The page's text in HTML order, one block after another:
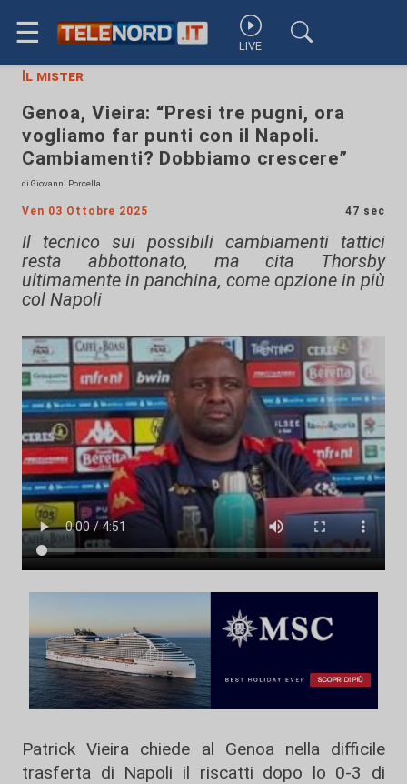
☰ LIVE
Il mister
Genoa, Vieira: “Presi tre pugni, ora
vogliamo far punti con il Napoli.
Cambiamenti? Dobbiamo crescere”
di Giovanni Porcella
Ven 03 Ottobre 2025 47 sec
Il tecnico sui possibili cambiamenti tattici
resta abbottonato, ma cita Thorsby
ultimamente in panchina, come opzione in più
col Napoli
Patrick Vieira chiede al Genoa nella difficile
trasferta di Napoli il riscatti dopo lo 0-3 di